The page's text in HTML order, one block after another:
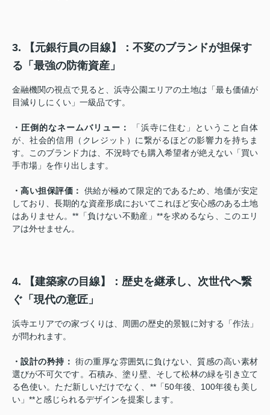
3. 【元銀行員の目線】：不変のブランドが担保す
る「最強の防衛資産」
金融機関の視点で見ると、浜寺公園エリアの土地は「最も価値が
目減りしにくい」一級品です。
・圧倒的なネームバリュー：
「浜寺に住む」ということ自体
が、社会的信用（クレジット）に繋がるほどの影響力を持ちま
す。このブランド力は、不況時でも購入希望者が絶えない「買い
手市場」を作り出します。
・高い担保評価：
供給が極めて限定的であるため、地価が安定
しており、長期的な資産形成においてこれほど安心感のある土地
はありません。**「負けない不動産」**を求めるなら、このエリ
アは外せません。
4. 【建築家の目線】：歴史を継承し、次世代へ繋
ぐ「現代の意匠」
浜寺エリアでの家づくりは、周囲の歴史的景観に対する「作法」
が問われます。
・設計の矜持： 街の重厚な雰囲気に負けない、質感の高い素材
選びが不可欠です。石積み、塗り壁、そして松林の緑を引き立て
る色使い。ただ新しいだけでなく、**「50年後、100年後も美し
い」**と感じられるデザインを提案します。